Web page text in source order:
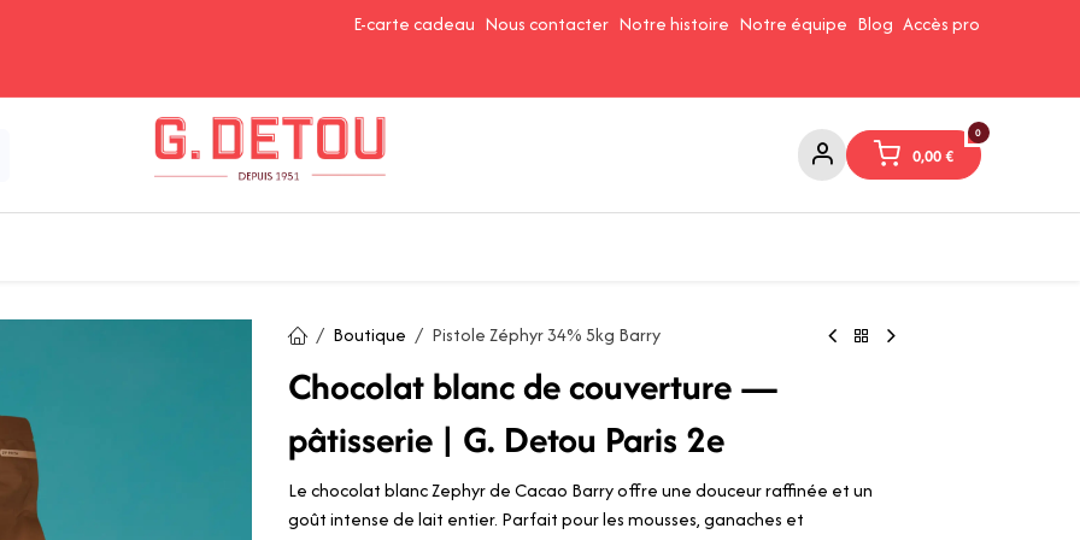
E-carte cadeau Nous contacter Notre histoire Notre équipe Blog Accès pro
0
0,00€
Boutique Pistole Zéphyr 34% 5kg Barry
Chocolat blanc de couverture —
pâtisserie | G. Detou Paris 2e
Le chocolat blanc Zephyr de Cacao Barry offre une douceur raffinée et un
goût intense de lait entier. Parfait pour les mousses, ganaches et